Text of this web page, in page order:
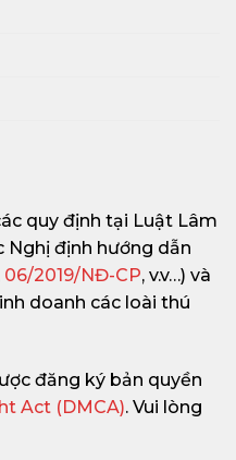
quy định tại Luật Lâm
Nghị định hướng dẫn
06/2019/NĐ-CP, v.v…) và
doanh các loài thú
đăng ký bản quyền
Act (DMCA). Vui lòng